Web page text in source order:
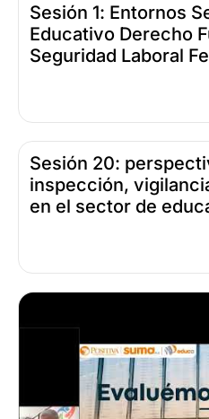
Sesión 1: Entornos
Educativo Derecho
Seguridad Laboral
Sesión 20:
inspección,
en el sector de